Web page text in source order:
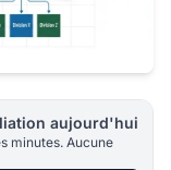
aujourd'hui
minutes. Aucune